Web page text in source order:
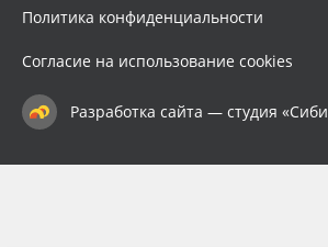
Политика конфиденциальности
Согласие на использование cookies
Разработка сайта — студия